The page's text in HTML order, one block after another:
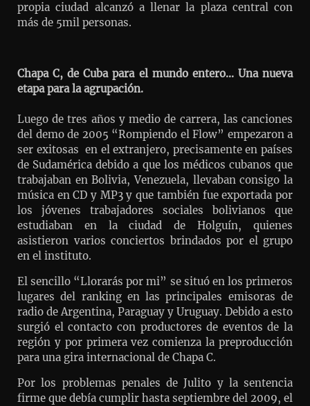
propia ciudad alcanzó a llenar la plaza central con
más de 5mil personas.
Chapa C, de Cuba para el mundo entero... Una nueva
etapa para la agrupación.
Luego de tres años y medio de carrera, las canciones
del demo de 2005 “Rompiendo el Flow” empezaron a
ser exitosas en el extranjero, precisamente en países
de Sudamérica debido a que los médicos cubanos que
trabajaban en Bolivia, Venezuela, llevaban consigo la
música en CD y MP3 y que también fue exportada por
los jóvenes trabajadores sociales bolivianos que
estudiaban en la ciudad de Holguín, quienes
asistieron varios conciertos brindados por el grupo
en el instituto.
El sencillo “Llorarás por mi” se situó en los primeros
lugares del ranking en las principales emisoras de
radio de Argentina, Paraguay y Uruguay. Debido a esto
surgió el contacto con productores de eventos de la
región y por primera vez comienza la preproducción
para una gira internacional de Chapa C.
Por los problemas penales de Julito y la sentencia
firme que debía cumplir hasta septiembre del 2009, el